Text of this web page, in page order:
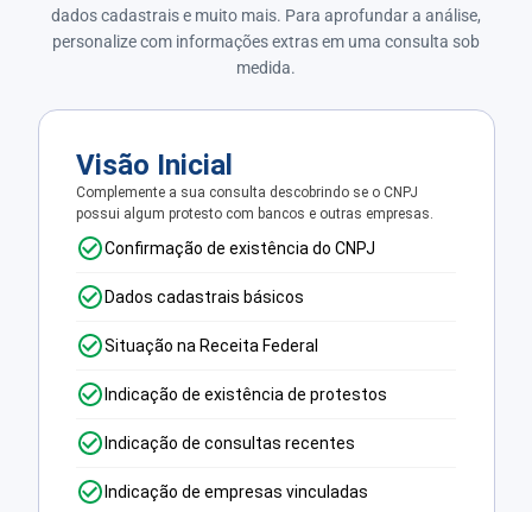
dados cadastrais e muito mais. Para aprofundar a análise,
personalize com informações extras em uma consulta sob
medida.
Visão Inicial
Complemente a sua consulta descobrindo se o CNPJ
possui algum protesto com bancos e outras empresas.
Confirmação de existência do CNPJ
Dados cadastrais básicos
Situação na Receita Federal
Indicação de existência de protestos
Indicação de consultas recentes
Indicação de empresas vinculadas